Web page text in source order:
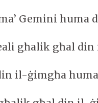
Gemini huma
għalik għal
il-ġimgħa huma